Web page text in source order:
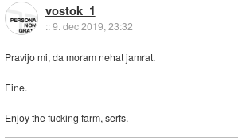
vostok_1
::9. dec 2019, 23:32
Pravijo mi, da moram nehat jamrat.
Fine.
Enjoy the fucking farm, serfs.